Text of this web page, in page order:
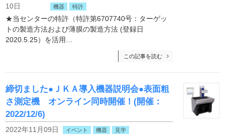
10日
機器
特許
★当センターの特許（特許第6707740号：ターゲッ
トの製造方法および薄膜の製造方法 (登録日
2020.5.25）を活用…
この記事を読む
締切ました●ＪＫＡ導入機器説明会●表面粗
さ測定機 オンライン同時開催！(開催：
2022/12/6)
2022年11月09日 イベント 機器 見学